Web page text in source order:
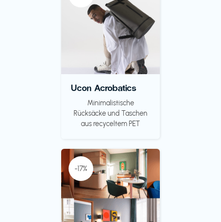
Ucon Acrobatics
Minimalistische
Rücksäcke und Taschen
aus recyceltem PET
-17%